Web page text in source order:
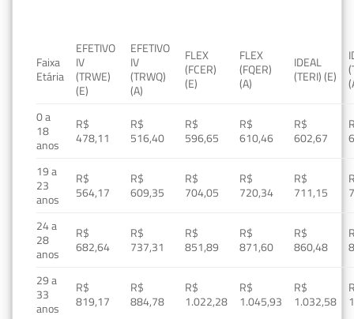
Faixa
Etária
EFETIVO
IV
(TRWE)
(E)
EFETIVO
IV
(TRWQ)
(A)
FLEX
(FCER)
(E)
FLEX
(FQER)
(A)
IDEAL
(TERI) (E)
0 a
18
anos
R$
478,11
R$
516,40
R$
596,65
R$
610,46
R$
602,67
19 a
23
anos
R$
564,17
R$
609,35
R$
704,05
R$
720,34
R$
711,15
24 a
28
anos
R$
682,64
R$
737,31
R$
851,89
R$
871,60
R$
860,48
29 a
33
anos
R$
819,17
R$
884,78
R$
1.022,28
R$
1.045,93
R$
1.032,58